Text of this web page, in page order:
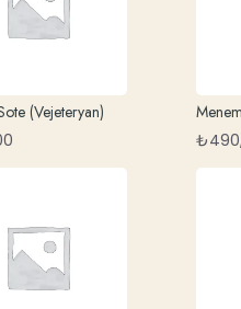
(Vejeteryan)
₺